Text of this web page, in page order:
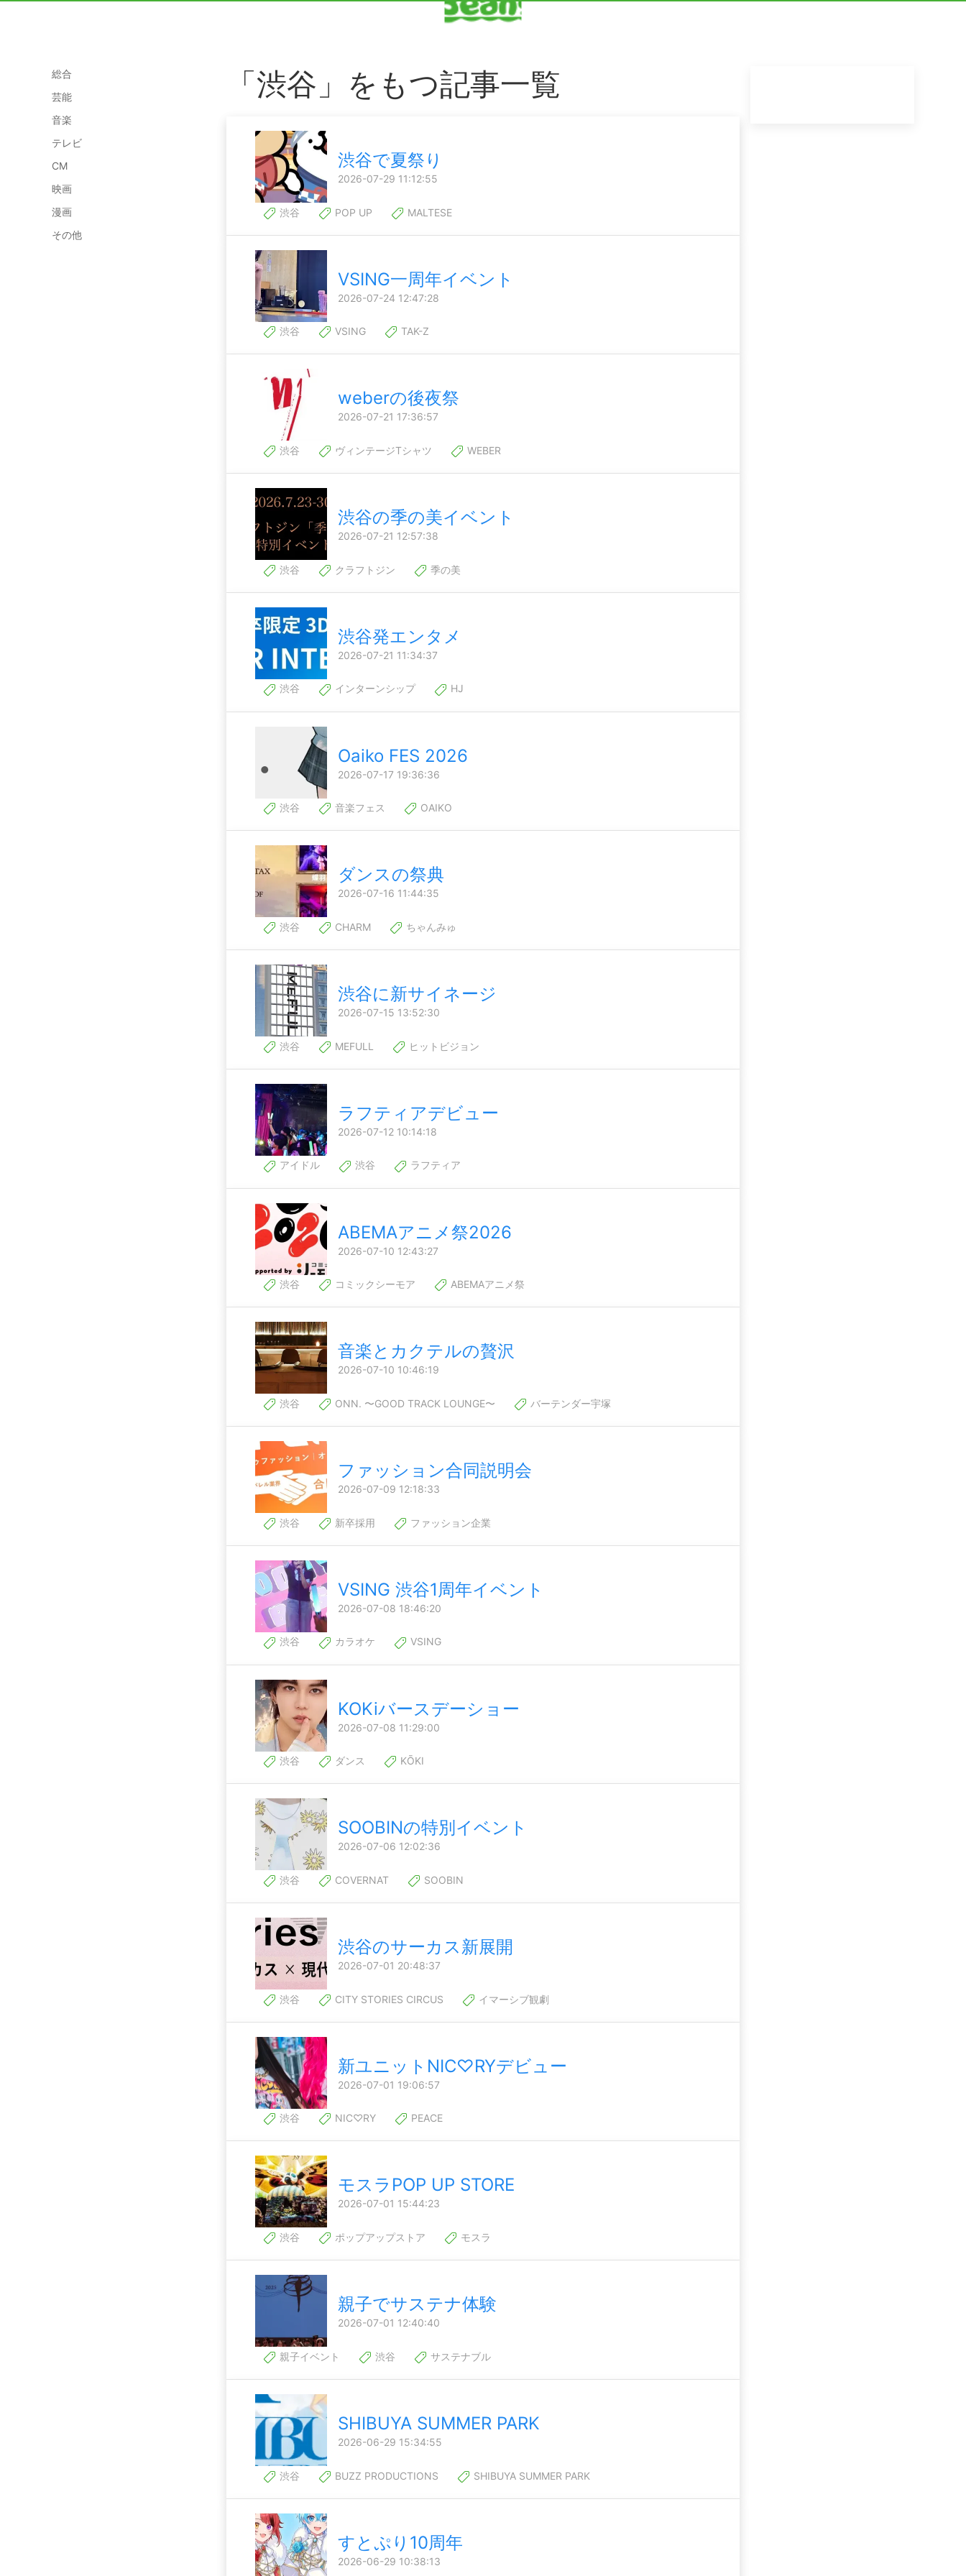
総合
芸能
音楽
テレビ
CM
映画
漫画
その他
「渋谷」をもつ記事一覧
渋谷で夏祭り
2026-07-29 11:12:55
渋谷 POP UP MALTESE
VSING一周年イベント
2026-07-24 12:47:28
渋谷 VSING TAK-Z
weberの後夜祭
2026-07-21 17:36:57
渋谷 ヴィンテージTシャツ WEBER
渋谷の季の美イベント
2026-07-21 12:57:38
渋谷 クラフトジン 季の美
渋谷発エンタメ
2026-07-21 11:34:37
渋谷 インターンシップ HJ
Oaiko FES 2026
2026-07-17 19:36:36
渋谷 音楽フェス OAIKO
ダンスの祭典
2026-07-16 11:44:35
渋谷 CHARM ちゃんみゅ
渋谷に新サイネージ
2026-07-15 13:52:30
渋谷 MEFULL ヒットビジョン
ラフティアデビュー
2026-07-12 10:14:18
アイドル 渋谷 ラフティア
ABEMAアニメ祭2026
2026-07-10 12:43:27
渋谷 コミックシーモア ABEMAアニメ祭
音楽とカクテルの贅沢
2026-07-10 10:46:19
渋谷 ONN. 〜GOOD TRACK LOUNGE〜 バーテンダー宇塚
ファッション合同説明会
2026-07-09 12:18:33
渋谷 新卒採用 ファッション企業
VSING 渋谷1周年イベント
2026-07-08 18:46:20
渋谷 カラオケ VSING
KOKiバースデーショー
2026-07-08 11:29:00
渋谷 ダンス KŌKI
SOOBINの特別イベント
2026-07-06 12:02:36
渋谷 COVERNAT SOOBIN
渋谷のサーカス新展開
2026-07-01 20:48:37
渋谷 CITY STORIES CIRCUS イマーシブ観劇
新ユニットNIC♡RYデビュー
2026-07-01 19:06:57
渋谷 NIC♡RY PEACE
モスラPOP UP STORE
2026-07-01 15:44:23
渋谷 ポップアップストア モスラ
親子でサステナ体験
2026-07-01 12:40:40
親子イベント 渋谷 サステナブル
SHIBUYA SUMMER PARK
2026-06-29 15:34:55
渋谷 BUZZ PRODUCTIONS SHIBUYA SUMMER PARK
すとぷり10周年
2026-06-29 10:38:13